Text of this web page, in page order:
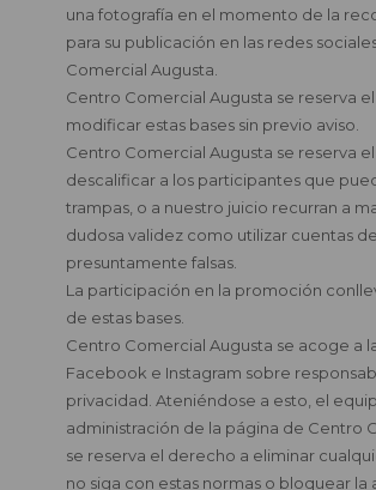
una fotografía en el momento de la
para su publicación en las redes
Comercial Augusta.
Centro Comercial Augusta se reserva
modificar estas bases sin previo aviso.
Centro Comercial Augusta se reserva
descalificar a los participantes que
trampas, o a nuestro juicio recurran a
dudosa validez como utilizar cuentas
presuntamente falsas.
La participación en la promoción
de estas bases.
Centro Comercial Augusta se acoge a
Facebook e Instagram sobre
privacidad. Ateniéndose a esto, el
administración de la página de Centro
se reserva el derecho a eliminar
no siga con estas normas o bloquear la